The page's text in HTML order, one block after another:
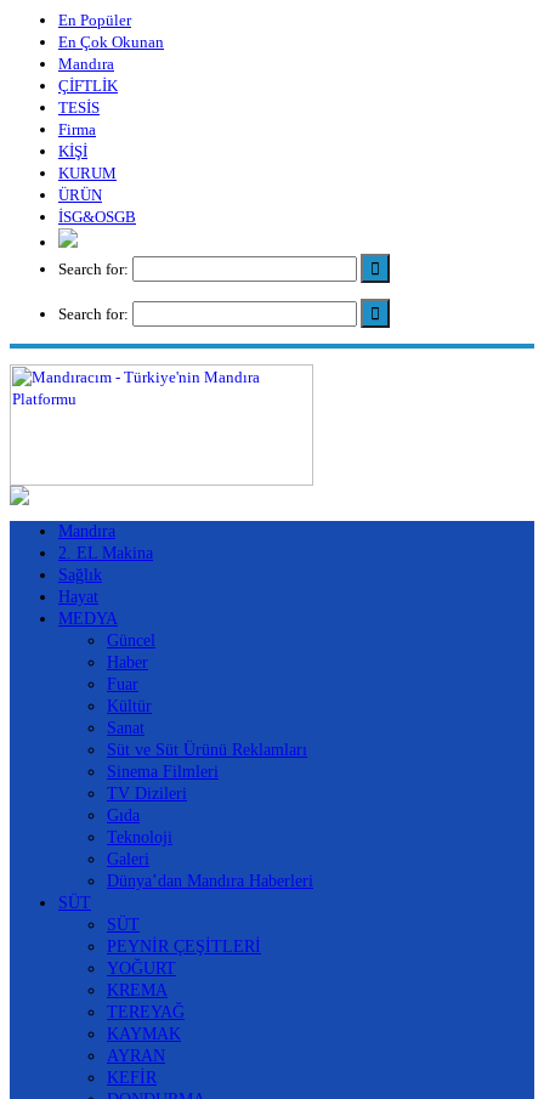
En Popüler
En Çok Okunan
Mandıra
ÇİFTLİK
TESİS
Firma
KİŞİ
KURUM
ÜRÜN
İSG&OSGB
Search for:
Search for:
Mandıra
2. EL Makina
Sağlık
Hayat
MEDYA
Güncel
Haber
Fuar
Kültür
Sanat
Süt ve Süt Ürünü Reklamları
Sinema Filmleri
TV Dizileri
Gıda
Teknoloji
Galeri
Dünya’dan Mandıra Haberleri
SÜT
SÜT
PEYNİR ÇEŞİTLERİ
YOĞURT
KREMA
TEREYAĞ
KAYMAK
AYRAN
KEFİR